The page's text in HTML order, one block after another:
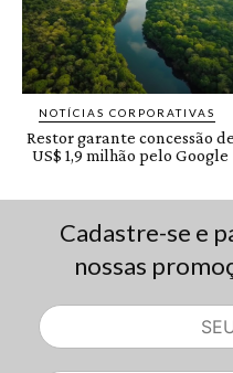
Cadastre-se e
nossas